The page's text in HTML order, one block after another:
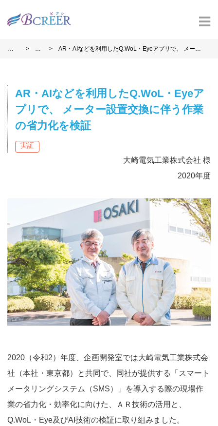
ホ
>
事
>
AR・AIなどを利用したQ.WoL・Eyeアプリで、 メータ
AR・AIなどを利用したQ.WoL・Eyeア
プリで、 メーター設置交換に伴う作業
の省力化を検証
実証
大崎電気工業株式会社 様
2020年度
2020（令和2）年度、企画開発室では大崎電気工業株式会
社（本社・東京都）と共同で、同社が提供する「スマート
メータリングシステム（SMS）」を導入する際の現場作
業の省力化・効率化に向けた、ＡＲ技術の活用と、
Q.WoL・Eye及びAI技術の検証に取り組みました。